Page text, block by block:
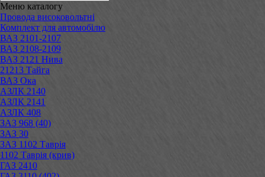
Меню каталогу
Провода високовольтні
Комплект для автомобілю
ВАЗ 2101-2107
ВАЗ 2108-2109
ВАЗ 2121 Нива
21213 Тайга
ВАЗ Ока
АЗЛК 2140
АЗЛК 2141
АЗЛК 408
ЗАЗ 968 (40)
ЗАЗ 30
ЗАЗ 1102 Таврія
1102 Таврія (крив)
ГАЗ 2410